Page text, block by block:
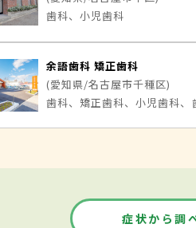
歯科、小児歯科
余語歯科 矯正歯科
(愛知県/名古屋市千種区)
歯科、矯正歯科、小児歯科、
症状から調